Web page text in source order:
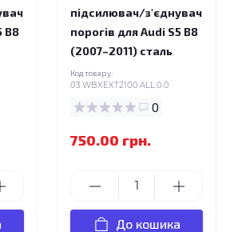
B8
підсилювач/з'єднувач
порогів для Audi S5 B8
(2007–2011) сталь
Код товару:
03.WBXEXT2100.ALL.0.0
0
750.00 грн.
До кошика